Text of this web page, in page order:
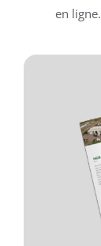
en ligne.